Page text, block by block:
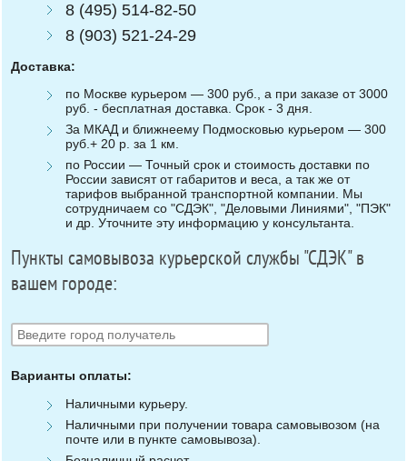
8 (495) 514-82-50
8 (903) 521-24-29
Доставка:
по Москве курьером — 300 руб., а при заказе от 3000
руб. - бесплатная доставка. Срок - 3 дня.
За МКАД и ближнеему Подмосковью курьером — 300
руб.+ 20 р. за 1 км.
по России — Точный срок и стоимость доставки по
России зависят от габаритов и веса, а так же от
тарифов выбранной транспортной компании. Мы
сотрудничаем со "СДЭК", "Деловыми Линиями", "ПЭК"
и др. Уточните эту информацию у консультанта.
Пункты самовывоза курьерской службы "СДЭК" в
вашем городе:
Варианты оплаты:
Наличными курьеру.
Наличными при получении товара самовывозом (на
почте или в пункте самовывоза).